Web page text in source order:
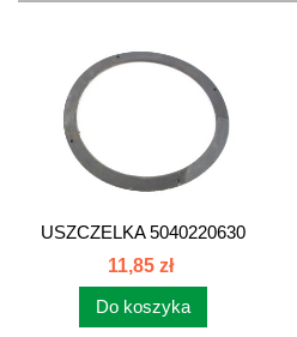
USZCZELKA 5040220630
5040/22-063/0
11,85 zł
Do koszyka